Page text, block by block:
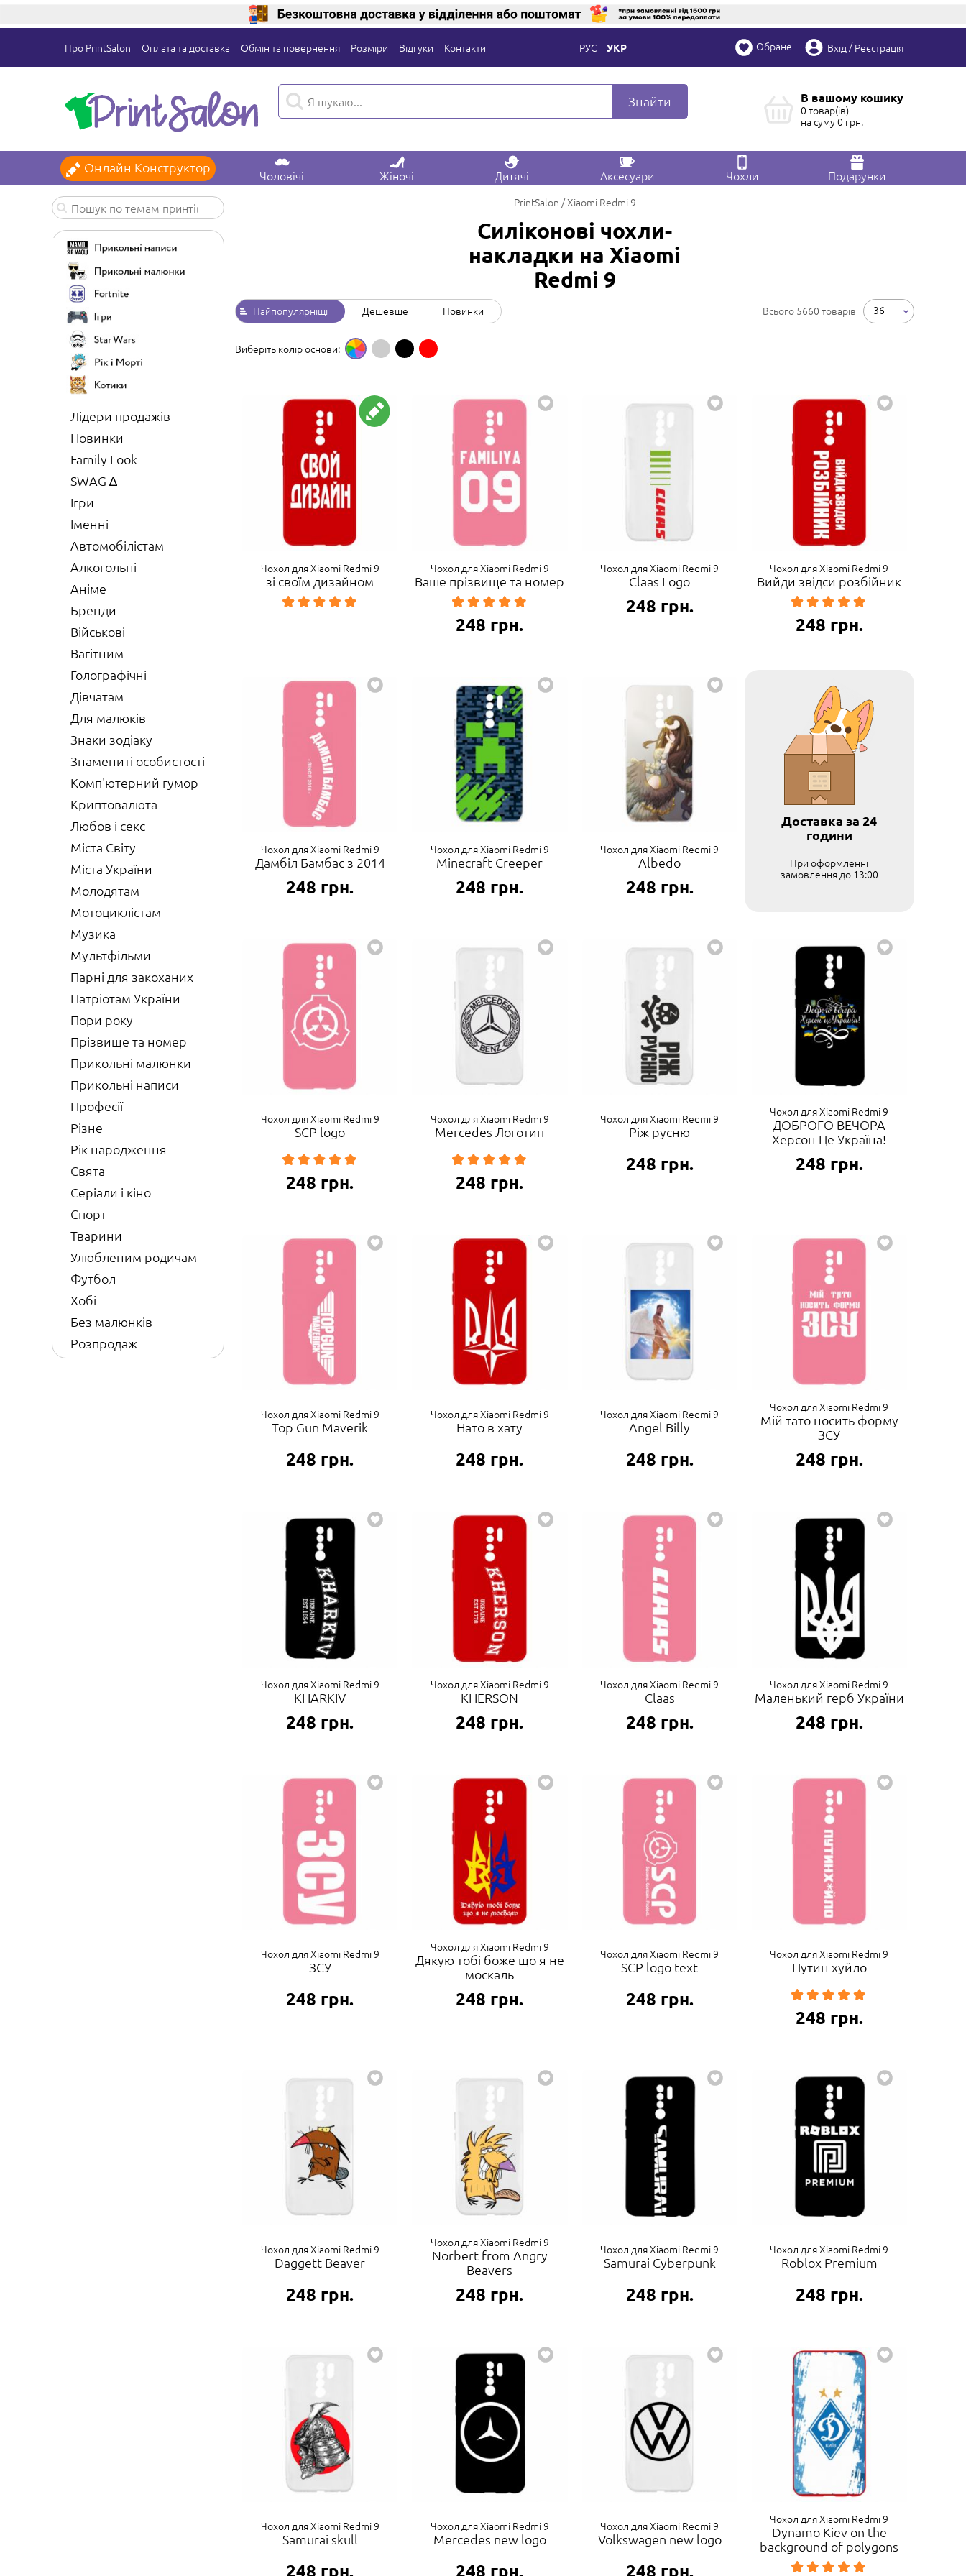
Про PrintSalon Оплата та доставка Обмін та повернення Розміри Відгуки Контакти РУС УКР Обране Вхід /Реєстрація
Знайти В вашому кошику
0 товар(ів)
на суму0 грн.
Онлайн Конструктор
Чоловічі Жіночі Дитячі Аксесуари Чохли Подарунки
Лідери продажів
Новинки
Family Look
SWAG ∆
Ігри
Іменні
Автомобілістам
Алкогольні
Аніме
Бренди
Військові
Вагітним
Голографічні
Дівчатам
Для малюків
Знаки зодіаку
Знамениті особистості
Комп'ютерний гумор
Криптовалюта
Любов і секс
Міста Світу
Міста України
Молодятам
Мотоциклістам
Музика
Мультфільми
Парні для закоханих
Патріотам України
Пори року
Прізвище та номер
Прикольні малюнки
Прикольні написи
Професії
Різне
Рік народження
Свята
Серіали і кіно
Спорт
Тварини
Улюбленим родичам
Футбол
Хобі
Без малюнків
Розпродаж
PrintSalon Xiaomi Redmi 9
Силіконові чохли-
накладки на Xiaomi
Redmi 9
Найпопулярніщі Дешевше Новинки Всього 5660 товарів 36
Виберіть колір основи:
Чохол для Xiaomi Redmi 9
зі своїм дизайном
Чохол для Xiaomi Redmi 9
Ваше прізвище та номер
248 грн.
Чохол для Xiaomi Redmi 9
Claas Logo
248 грн.
Чохол для Xiaomi Redmi 9
Вийди звідси розбійник
248 грн.
Чохол для Xiaomi Redmi 9
Дамбіл Бамбас з 2014
248 грн.
Чохол для Xiaomi Redmi 9
Minecraft Creeper
248 грн.
Чохол для Xiaomi Redmi 9
Albedo
248 грн.
Доставка за 24
години
При оформленні
замовлення до 13:00
Чохол для Xiaomi Redmi 9
SCP logo
248 грн.
Чохол для Xiaomi Redmi 9
Mercedes Логотип
248 грн.
Чохол для Xiaomi Redmi 9
Ріж русню
248 грн.
Чохол для Xiaomi Redmi 9
ДОБРОГО ВЕЧОРА
Херсон Це Україна!
248 грн.
Чохол для Xiaomi Redmi 9
Top Gun Maverik
248 грн.
Чохол для Xiaomi Redmi 9
Нато в хату
248 грн.
Чохол для Xiaomi Redmi 9
Angel Billy
248 грн.
Чохол для Xiaomi Redmi 9
Мій тато носить форму
ЗСУ
248 грн.
Чохол для Xiaomi Redmi 9
KHARKIV
248 грн.
Чохол для Xiaomi Redmi 9
KHERSON
248 грн.
Чохол для Xiaomi Redmi 9
Claas
248 грн.
Чохол для Xiaomi Redmi 9
Маленький герб України
248 грн.
Чохол для Xiaomi Redmi 9
ЗСУ
248 грн.
Чохол для Xiaomi Redmi 9
Дякую тобі боже що я не
москаль
248 грн.
Чохол для Xiaomi Redmi 9
SCP logo text
248 грн.
Чохол для Xiaomi Redmi 9
Путин хуйло
248 грн.
Чохол для Xiaomi Redmi 9
Daggett Beaver
248 грн.
Чохол для Xiaomi Redmi 9
Norbert from Angry
Beavers
248 грн.
Чохол для Xiaomi Redmi 9
Samurai Cyberpunk
248 грн.
Чохол для Xiaomi Redmi 9
Roblox Premium
248 грн.
Чохол для Xiaomi Redmi 9
Samurai skull
248 грн.
Чохол для Xiaomi Redmi 9
Mercedes new logo
248 грн.
Чохол для Xiaomi Redmi 9
Volkswagen new logo
248 грн.
Чохол для Xiaomi Redmi 9
Dynamo Kiev on the
background of polygons